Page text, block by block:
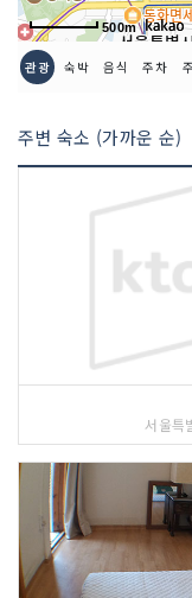
<<코스 설명>>
500m
관광 숙박 음식 주차
주변 숙소 (가까운 순)
서울특